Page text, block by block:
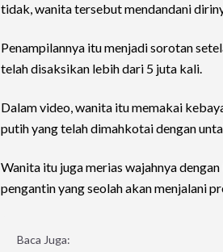
tidak, wanita tersebut mendandani
Penampilannya itu menjadi sorotan
telah disaksikan lebih dari 5 juta kali.
Dalam video, wanita itu memakai
putih yang telah dimahkotai dengan
Wanita itu juga merias wajahnya
pengantin yang seolah akan menjalani
Baca Juga: